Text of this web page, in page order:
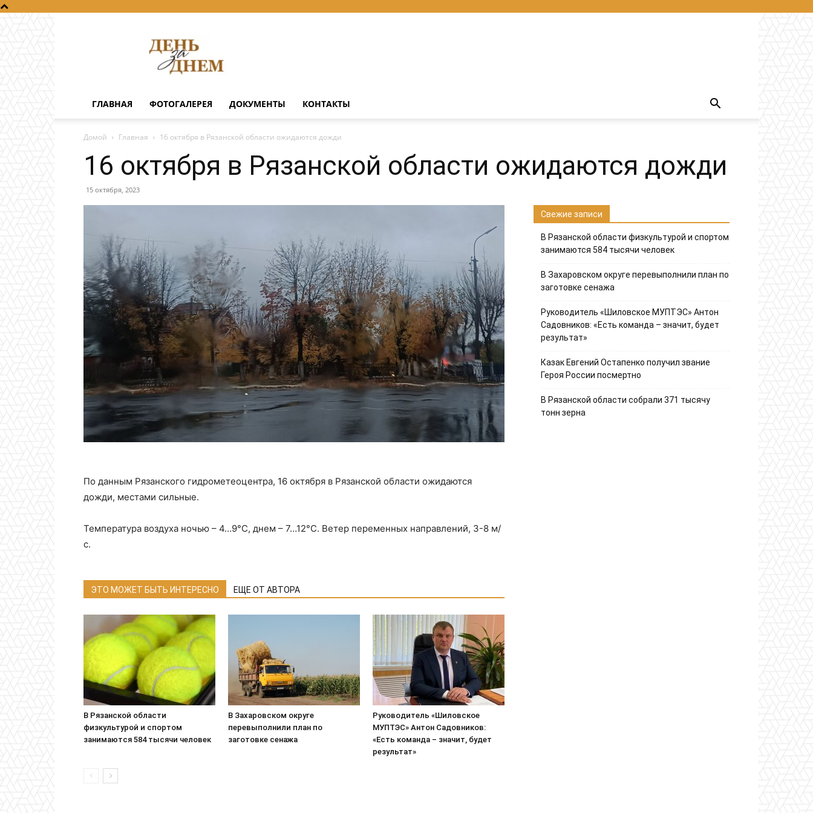
за
днем
ГЛАВНАЯ ФОТОГАЛЕРЕЯ ДОКУМЕНТЫ КОНТАКТЫ
Домой Главная 16 октября в Рязанской области ожидаются дожди
16 октября в Рязанской области ожидаются дожди
15 октября, 2023
По данным Рязанского гидрометеоцентра, 16 октября в Рязанской области ожидаются
дожди, местами сильные.
Температура воздуха ночью – 4…9°С, днем – 7…12°С. Ветер переменных направлений, 3-8 м/
с.
ЭТО МОЖЕТ БЫТЬ ИНТЕРЕСНО ЕЩЕ ОТ АВТОРА
В Рязанской области
физкультурой и спортом
занимаются 584 тысячи человек
В Захаровском округе
перевыполнили план по
заготовке сенажа
Руководитель «Шиловское
МУПТЭС» Антон Садовников:
«Есть команда – значит, будет
результат»
Свежие записи
В Рязанской области физкультурой и спортом
занимаются 584 тысячи человек
В Захаровском округе перевыполнили план по
заготовке сенажа
Руководитель «Шиловское МУПТЭС» Антон
Садовников: «Есть команда – значит, будет
результат»
Казак Евгений Остапенко получил звание
Героя России посмертно
В Рязанской области собрали 371 тысячу
тонн зерна